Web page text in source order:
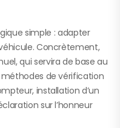
simple : adapter
Concrètement,
qui servira de base au
de vérification
installation d’un
sur l’honneur